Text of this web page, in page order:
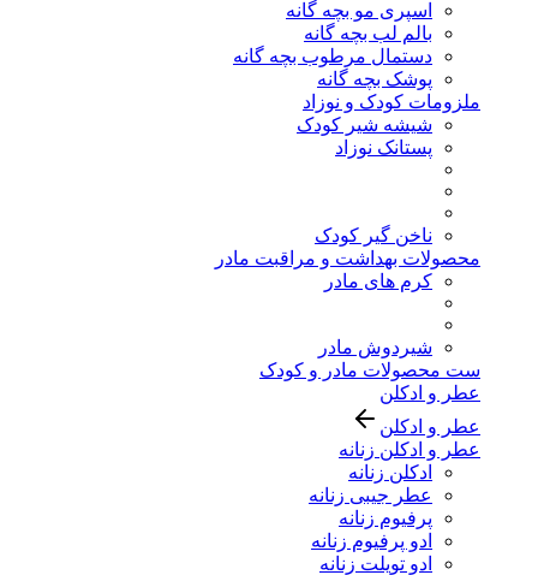
اسپری مو بچه گانه
بالم لب بچه گانه
دستمال مرطوب بچه گانه
پوشک بچه گانه
ملزومات کودک و نوزاد
شیشه شیر کودک
پستانک نوزاد
ناخن گیر کودک
محصولات بهداشت و مراقبت مادر
کرم های مادر
شیردوش مادر
ست محصولات مادر و کودک
عطر و ادکلن
عطر و ادکلن
عطر و ادکلن زنانه
ادکلن زنانه
عطر جیبی زنانه
پرفیوم زنانه
ادو پرفیوم زنانه
ادو تویلت زنانه